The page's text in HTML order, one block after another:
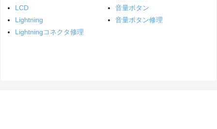
LCD
Lightning
Lightningコネクタ修理
音量ボタン
音量ボタン修理